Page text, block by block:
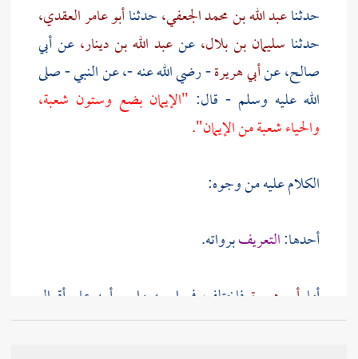
حدثناعبد الله بن محمد الجعفي،حدثناأبو عامر العقدي،
حدثنا سليمان بن بلال،عنعبد الله بن دينار، عنأبي
صالح،عنأبي هريرة- رضي الله عنه -، عن النبي - صلى
الله عليه وسلم - قال: "الإيمان بضع وستون شعبة،
والحياء شعبة من الإيمان".
الكلام عليه من وجوه:
أحدها:التعريفبرواته.
أما أبو هريرة فاختلف في اسمه واسم أبيه على أقوال
كثيرة، أفرد في جزء، وأقربهاعبد الله أو عبد الرحمن بن